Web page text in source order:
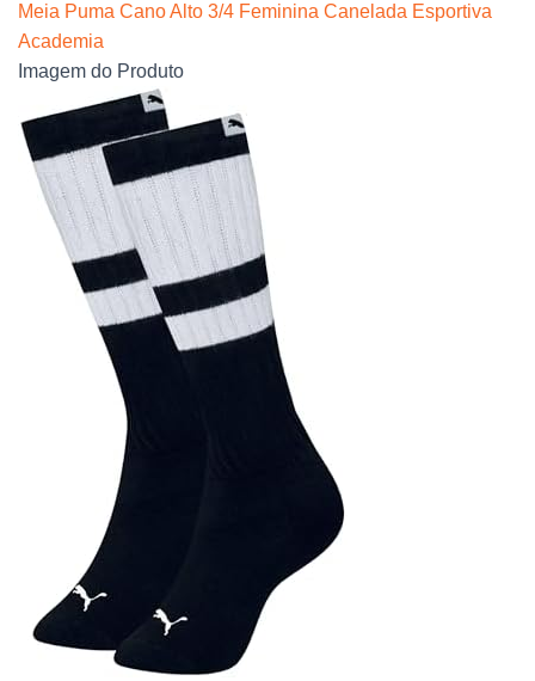
Meia Puma Cano Alto 3/4 Feminina Canelada Esportiva
Academia
Imagem do Produto